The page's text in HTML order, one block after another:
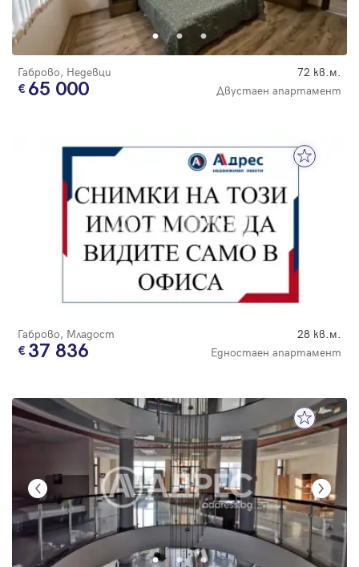
Габрово, Недевци 72 кв.м.
65 000 Двустаен апартамент
Габрово, Младост 28 кв.м.
37 836 Едностаен апартамент
Парола
Забравена парола
Регистрация